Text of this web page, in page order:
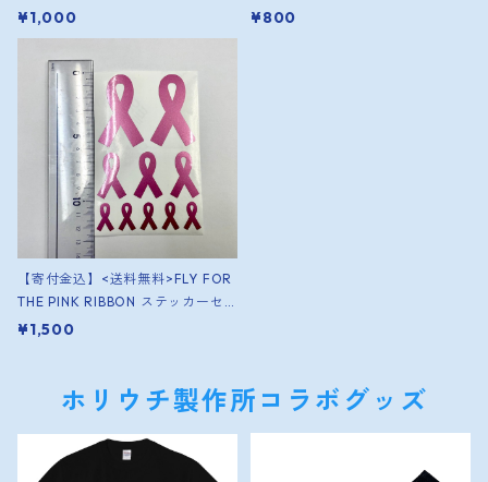
トバンド（1個）
¥1,000 ¥800
【寄付金込】<送料無料>FLY FOR
THE PINK RIBBON ステッカーセ
ット
¥1,500
ホリウチ製作所コラボグッズ